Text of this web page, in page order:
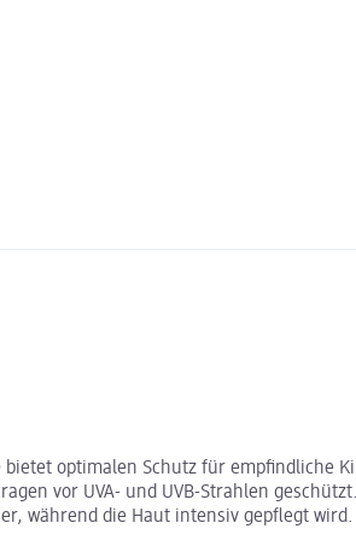
optimalen Schutz für
vor UVA- und UVB-Strahlen
während die Haut intensiv gepflegt